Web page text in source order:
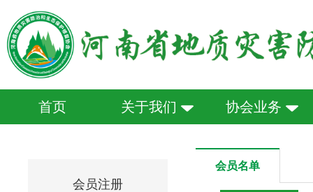
首页 关于我们 协会业务
会员注册
会员名单